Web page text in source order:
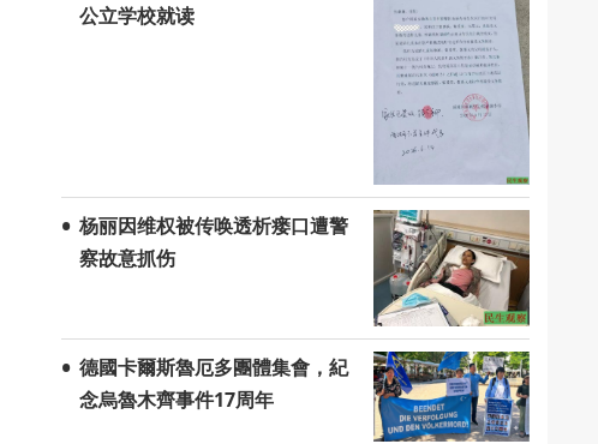
公立学校就读
杨丽因维权被传唤透析瘘口遭警
察故意抓伤
德國卡爾斯魯厄多團體集會，紀
念烏魯木齊事件17周年